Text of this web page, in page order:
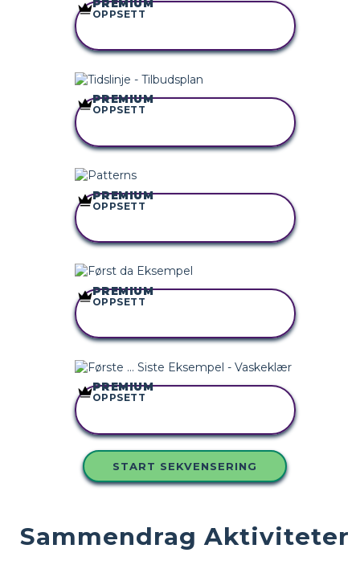
KOPIER DETTE
PREMIUM
OPPSETT
KOPIER DETTE
PREMIUM
OPPSETT
KOPIER DETTE
PREMIUM
OPPSETT
KOPIER DETTE
PREMIUM
OPPSETT
KOPIER DETTE
PREMIUM
OPPSETT
START SEKVENSERING
Sammendrag Aktiviteter